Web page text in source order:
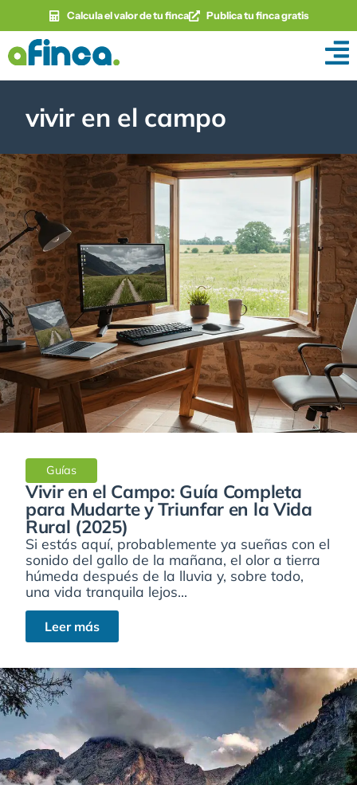
Calcula el valor de tu finca Publica tu finca gratis
vivir en el campo
Guías
Vivir en el Campo: Guía Completa
para Mudarte y Triunfar en la Vida
Rural (2025)
Si estás aquí, probablemente ya sueñas con el
sonido del gallo de la mañana, el olor a tierra
húmeda después de la lluvia y, sobre todo,
una vida tranquila lejos...
Leer más